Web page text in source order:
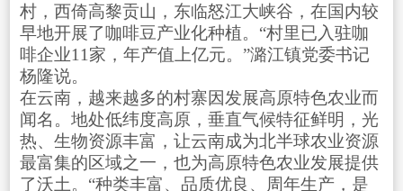
村，西倚高黎贡山，东临怒江大峡谷，在国内较
早地开展了咖啡豆产业化种植。“村里已入驻咖
啡企业11家，年产值上亿元。”潞江镇党委书记
杨隆说。
在云南，越来越多的村寨因发展高原特色农业而
闻名。地处低纬度高原，垂直气候特征鲜明，光
热、生物资源丰富，让云南成为北半球农业资源
最富集的区域之一，也为高原特色农业发展提供
了沃土。“种类丰富、品质优良、周年生产，是